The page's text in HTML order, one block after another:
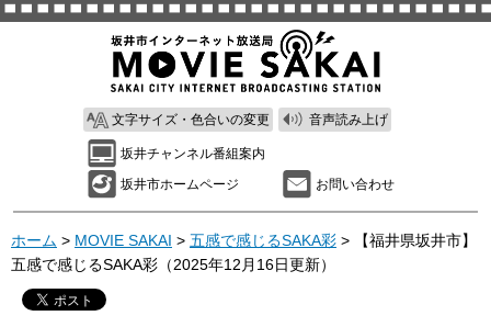
文字サイズ・色合いの変更 音声読み上げ
坂井チャンネル番組案内
坂井市ホームページ
お問い合わせ
ホーム > MOVIE SAKAI > 五感で感じるSAKA彩 > 【福井県坂井市】
五感で感じるSAKA彩（2025年12月16日更新）